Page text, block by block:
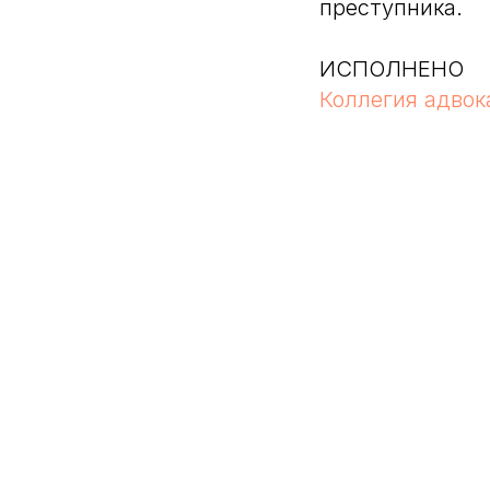
преступника.
ИСПОЛНЕНО
Коллегия